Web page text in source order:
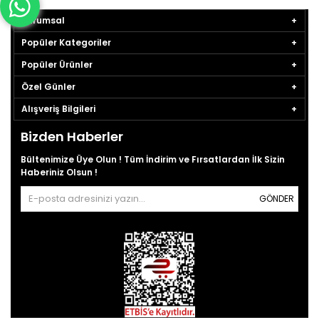
Kurumsal
Popüler Kategoriler
Popüler Ürünler
Özel Günler
Alışveriş Bilgileri
Bizden Haberler
Bültenimize Üye Olun ! Tüm İndirim ve Fırsatlardan İlk Sizin
Haberiniz Olsun !
GÖNDER